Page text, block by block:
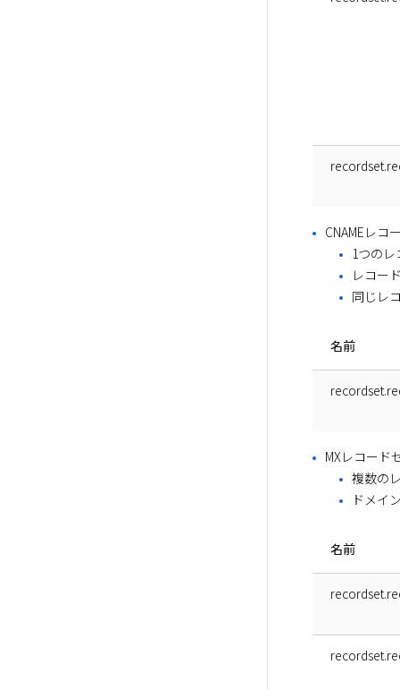
CNAMEレコ
1つの
レコー
同じレ
名前
MXレコード
複数の
ドメイ
名前